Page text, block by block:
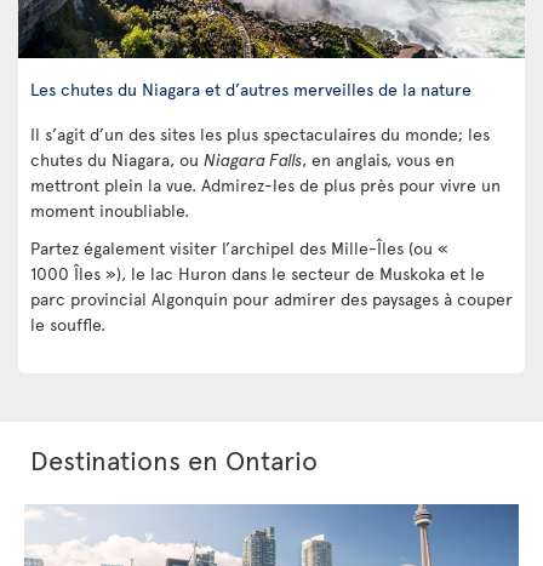
Les chutes du Niagara et d’autres merveilles de la nature
Il s’agit d’un des sites les plus spectaculaires du monde; les
chutes du Niagara, ou Niagara Falls, en anglais, vous en
mettront plein la vue. Admirez-les de plus près pour vivre un
moment inoubliable.
Partez également visiter l’archipel des Mille-Îles (ou «
1000 Îles »), le lac Huron dans le secteur de Muskoka et le
parc provincial Algonquin pour admirer des paysages à couper
le souffle.
Destinations en Ontario